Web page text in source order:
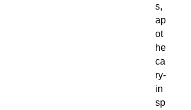
s,
ap
ot
he
ca
ry-
in
sp